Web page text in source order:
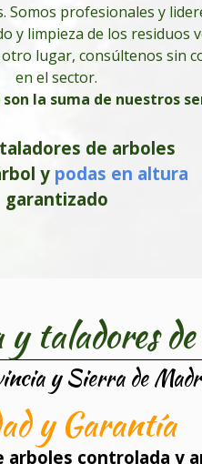
profesionales y
y limpieza de los
lugar, consúltenos sin
en el sector.
la suma de nuestros
de arboles
y podas en altura
garantizado
y taladores
y Sierra de
y Garantía
controlada y